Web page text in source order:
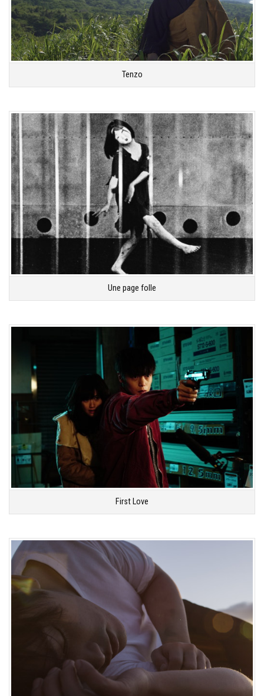
Tenzo
Une page folle
First Love